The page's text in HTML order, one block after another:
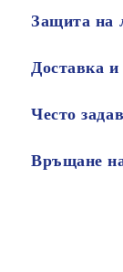
Защита на
Доставка
Често
Връщане